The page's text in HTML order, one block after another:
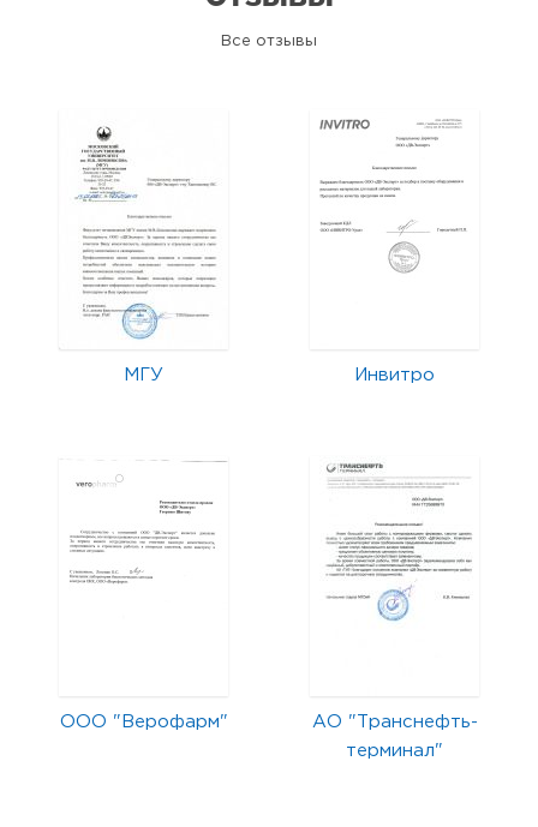
Все отзывы
МГУ Инвитро
ООО "Верофарм"
АО "Транснефть-
терминал"